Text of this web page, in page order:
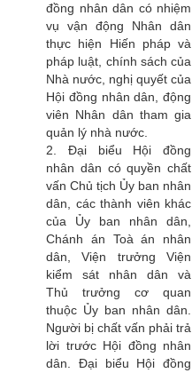
đồng nhân dân có nhiệm
vụ vận động Nhân dân
thực hiện Hiến pháp và
pháp luật, chính sách của
Nhà nước, nghị quyết của
Hội đồng nhân dân, động
viên Nhân dân tham gia
quản lý nhà nước.
2. Đại biểu Hội đồng
nhân dân có quyền chất
vấn Chủ tịch Ủy ban nhân
dân, các thành viên khác
của Ủy ban nhân dân,
Chánh án Toà án nhân
dân, Viện trưởng Viện
kiểm sát nhân dân và
Thủ trưởng cơ quan
thuộc Ủy ban nhân dân.
Người bị chất vấn phải trả
lời trước Hội đồng nhân
dân. Đại biểu Hội đồng